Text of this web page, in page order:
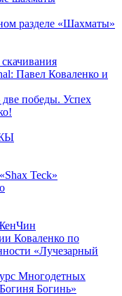
разделе «Шахматы»
Павел Коваленко и
победы. Успех
Teck»
Коваленко по
«Лучезарный
Многодетных
Богинь»